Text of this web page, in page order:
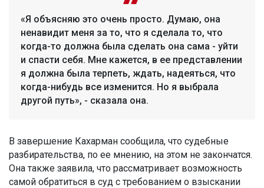
«Я объясняю это очень просто. Думаю, она
ненавидит меня за то, что я сделала то, что
когда-то должна была сделать она сама - уйти
и спасти себя. Мне кажется, в ее представлении
я должна была терпеть, ждать, надеяться, что
когда-нибудь все изменится. Но я выбрала
другой путь», - сказала она.
В завершение Кахарман сообщила, что судебные
разбирательства, по ее мнению, на этом не закончатся.
Она также заявила, что рассматривает возможность
самой обратиться в суд с требованием о взыскании